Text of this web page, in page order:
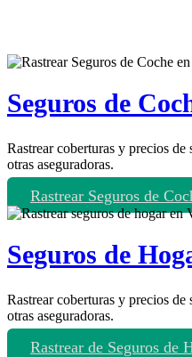
Seguros de
Rastrear coberturas y precios
otras aseguradoras.
Rastrear Seguros de
Seguros de
Rastrear coberturas y precios
otras aseguradoras.
Rastrear de Seguros de